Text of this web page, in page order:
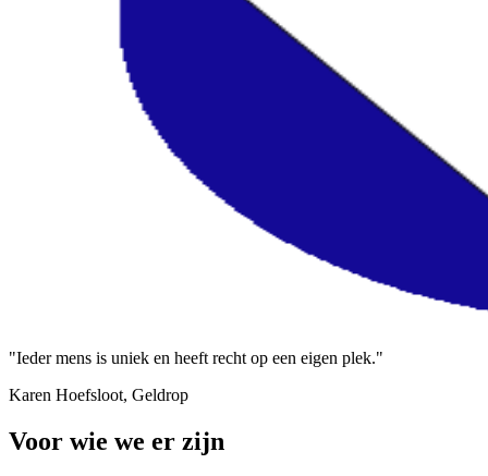
"Ieder mens is uniek en heeft recht op een eigen plek."
Karen Hoefsloot, Geldrop
Voor wie we er zijn